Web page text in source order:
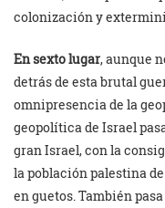
colonización y
En sexto lugar, aunque
detrás de esta brutal
omnipresencia de la
geopolítica de Israel
gran Israel, con la
la población palestina
en guetos. También